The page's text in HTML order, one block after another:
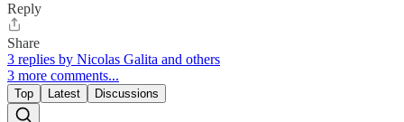
Reply
Share
3 replies by Nicolas Galita and others
3 more comments...
Top Latest Discussions